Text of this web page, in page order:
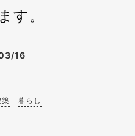
す。
16
築 暮らし